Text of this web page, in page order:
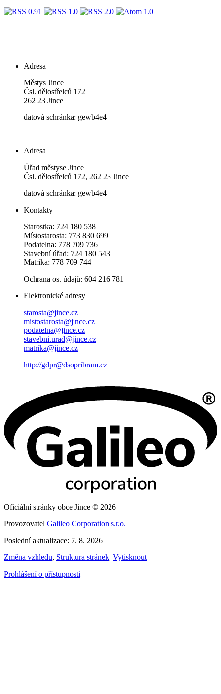
Adresa
Městys Jince
Čsl. dělostřelců 172
262 23 Jince
datová schránka: gewb4e4
Adresa
Úřad městyse Jince
Čsl. dělostřelců 172, 262 23 Jince
datová schránka: gewb4e4
Kontakty
Starostka: 724 180 538
Místostarosta: 773 830 699
Podatelna: 778 709 736
Stavební úřad: 724 180 543
Matrika: 778 709 744
Ochrana os. údajů: 604 216 781
Elektronické adresy
starosta@jince.cz
mistostarosta@jince.cz
podatelna@jince.cz
stavebni.urad@jince.cz
matrika@jince.cz
http://gdpr@dsopribram.cz
Oficiální stránky obce Jince © 2026
Provozovatel Galileo Corporation s.r.o.
Poslední aktualizace: 7. 8. 2026
Změna vzhledu, Struktura stránek, Vytisknout
Prohlášení o přístupnosti